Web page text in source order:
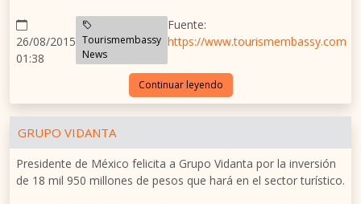
26/08/2015
01:38
Tourismembassy
News
Fuente:
https://www.tourismembassy.com
Continuar leyendo
GRUPO VIDANTA
Presidente de México felicita a Grupo Vidanta por la inversión
de 18 mil 950 millones de pesos que hará en el sector turístico.